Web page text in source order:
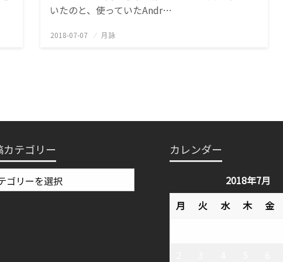
いたのと、使っていたAndr…
投
2018-07-07 月詠
カテゴリー カレンダー
2018年7月
月
火 水 木 金